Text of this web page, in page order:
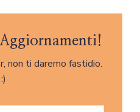
non ti daremo fastidio.
:)